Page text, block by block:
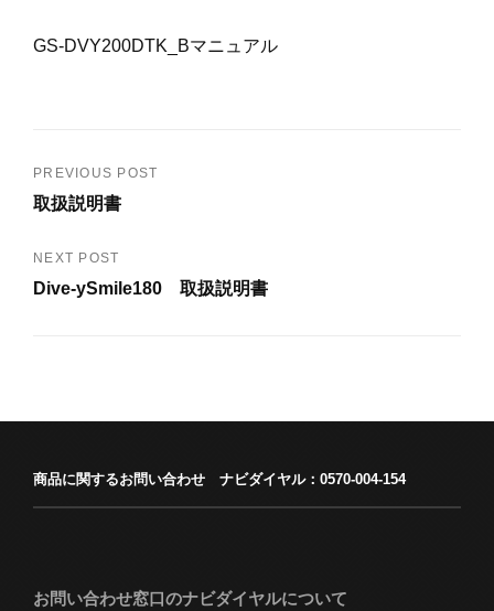
GS-DVY200DTK_Bマニュアル
投
ナ
ョ
ン
PREVIOUS POST
取扱説明書
Post
NEXT POST
Dive-ySmile180 取扱説明書
商品に関するお問い合わせ ナビダイヤル：0570-004-154
お問い合わせ窓口のナビダイヤルについて